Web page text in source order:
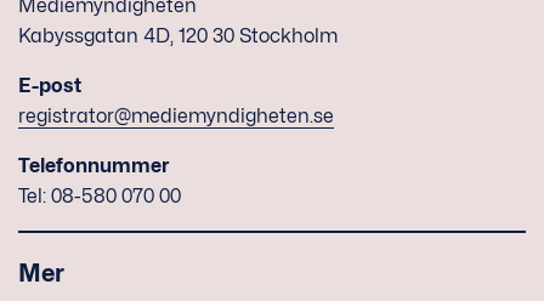
Mediemyndigheten
Kabyssgatan 4D, 120 30 Stockholm
E-post
registrator@mediemyndigheten.se
Telefonnummer
Tel: 08-580 070 00
Mer